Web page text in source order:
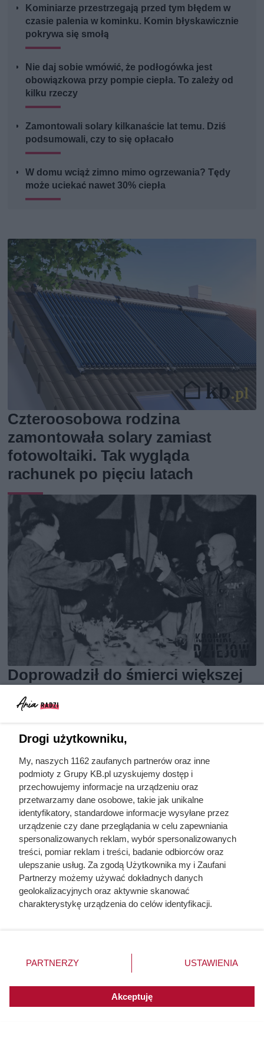
Kominiarze przestrzegają przed tym błędem w
czasie palenia w kominku. Komin błyskawicznie
pokrywa się smołą
Nie daj sobie wmówić, że podłogówka jest
obowiązkowa przy pompie ciepła. To zależy od
kilku rzeczy
Zamontowali solary kilkanaście lat temu. Dziś
podsumowali, czy to się opłacało
W domu wciąż zimno mimo ogrzewania? Tędy
może uciekać nawet 30% ciepła
Czteroosobowa rodzina
zamontowała solary zamiast
fotowoltaiki. Tak wygląda
rachunek po pięciu latach
Doprowadził do śmierci większej
liczby ludzi niż Hitler i Stalin
razem wzięci. Mimo to czczą go
jako bohatera
pelletu? Prosty przelicznik dla
domu 140 m²
Drogi użytkowniku,
My, naszych 1162 zaufanych partnerów oraz inne
podmioty z Grupy KB.pl uzyskujemy dostęp i
przechowujemy informacje na urządzeniu oraz
przetwarzamy dane osobowe, takie jak unikalne
identyfikatory, standardowe informacje wysyłane przez
urządzenie czy dane przeglądania w celu zapewniania
spersonalizowanych reklam, wybór spersonalizowanych
treści, pomiar reklam i treści, badanie odbiorców oraz
ulepszanie usług. Za zgodą Użytkownika my i Zaufani
Partnerzy możemy używać dokładnych danych
geolokalizacyjnych oraz aktywnie skanować
charakterystykę urządzenia do celów identyfikacji.
zmienić/wycofać klikając przycisk ustawień prywatności
znajdujący się w lewym dolnym rogu strony. Niektóre
użytkownika, ale masz prawo sprzeciwić się takiemu
przetwarzaniu. Preferencje będą miały zastosowania do
PARTNERZY USTAWIENIA
Akceptuję